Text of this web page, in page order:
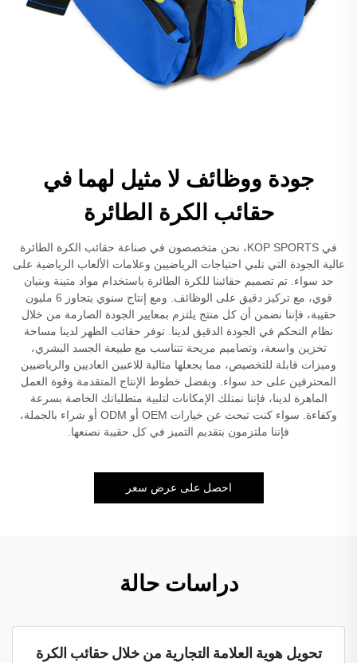
جودة ووظائف لا مثيل لهما في
حقائب الكرة الطائرة
في KOP SPORTS، نحن متخصصون في صناعة حقائب الكرة الطائرة
عالية الجودة التي تلبي احتياجات الرياضيين وعلامات الألعاب الرياضية على
حد سواء. تم تصميم حقائبنا للكرة الطائرة باستخدام مواد متينة وبنيان
قوي، مع تركيز دقيق على الوظائف. ومع إنتاج سنوي يتجاوز 6 مليون
حقيبة، فإننا نضمن أن كل منتج يلتزم بمعايير الجودة الصارمة من خلال
نظام التحكم في الجودة الدقيق لدينا. توفر حقائب الظهر لدينا مساحة
تخزين واسعة، وتصاميم مريحة تتناسب مع طبيعة الجسد البشري،
وميزات قابلة للتخصيص، مما يجعلها مثالية للاعبين العاديين والرياضيين
المحترفين على حد سواء. وبفضل خطوط الإنتاج المتقدمة وقوة العمل
الماهرة لدينا، فإننا نمتلك الإمكانات لتلبية متطلباتك الخاصة بسرعة
وكفاءة. سواء كنت تبحث عن خيارات OEM أو ODM أو شراء بالجملة،
فإننا ملتزمون بتقديم التميز في كل حقيبة نصنعها.
احصل على عرض سعر
دراسات حالة
تحويل هوية العلامة التجارية من خلال حقائب الكرة